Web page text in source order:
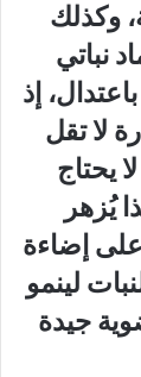
وكذلك
نباتي
إذ
لا تقل
يحتاج
يُزهر
إضاءة
لينمو
جيدة